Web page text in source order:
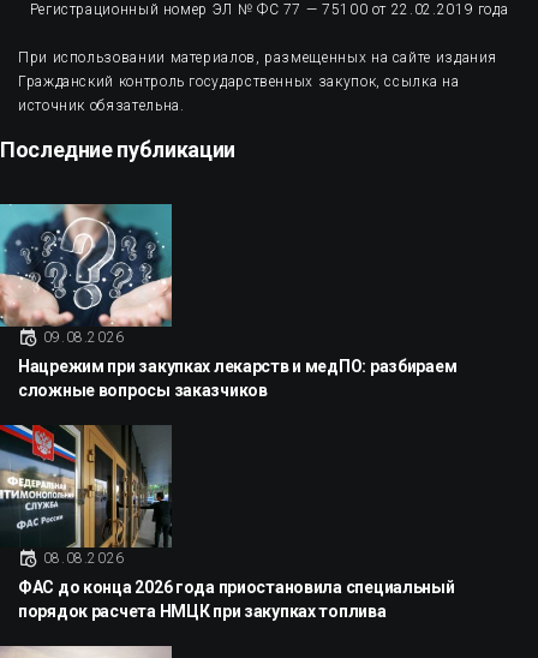
Регистрационный номер ЭЛ № ФС 77 — 75100 от 22.02.2019 года
При использовании материалов, размещенных на сайте издания
Гражданский контроль государственных закупок, ссылка на
источник обязательна.
Последние публикации
09.08.2026
Нацрежим при закупках лекарств и медПО: разбираем
сложные вопросы заказчиков
08.08.2026
ФАС до конца 2026 года приостановила специальный
порядок расчета НМЦК при закупках топлива